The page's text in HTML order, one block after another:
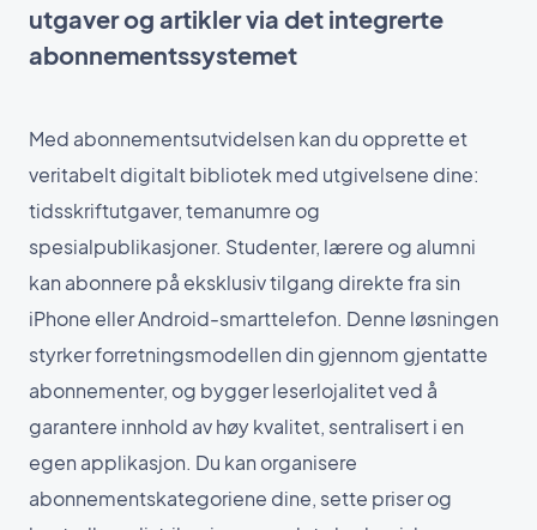
utgaver og artikler via det integrerte
abonnementssystemet
Med abonnementsutvidelsen kan du opprette et
veritabelt digitalt bibliotek med utgivelsene dine:
tidsskriftutgaver, temanumre og
spesialpublikasjoner. Studenter, lærere og alumni
kan abonnere på eksklusiv tilgang direkte fra sin
iPhone eller Android-smarttelefon. Denne løsningen
styrker forretningsmodellen din gjennom gjentatte
abonnementer, og bygger leserlojalitet ved å
garantere innhold av høy kvalitet, sentralisert i en
egen applikasjon. Du kan organisere
abonnementskategoriene dine, sette priser og